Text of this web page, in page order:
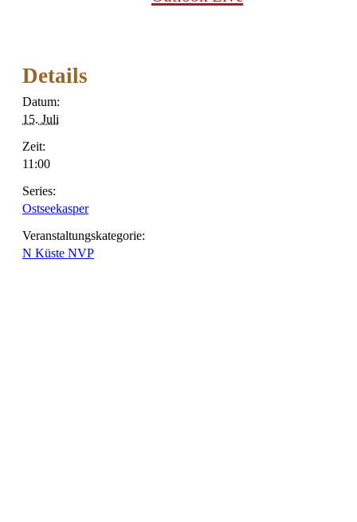
Details
Datum:
15. Juli
Zeit:
11:00
Series:
Ostseekasper
Veranstaltungskategorie:
N Küste NVP